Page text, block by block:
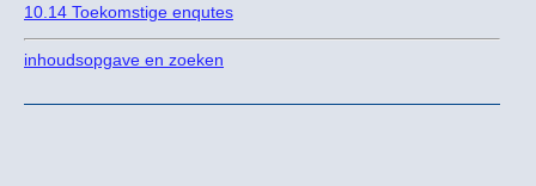
10.14 Toekomstige enqutes
inhoudsopgave en zoeken